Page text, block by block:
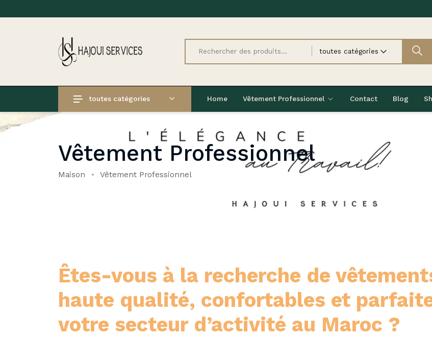
toutes catégories
toutes catégories Home Vêtement Professionnel Contact Blog
Vêtement Professionnel
Maison Vêtement Professionnel
Êtes-vous à la recherche de
haute qualité, confortables et
votre secteur d’activité au Maroc ?